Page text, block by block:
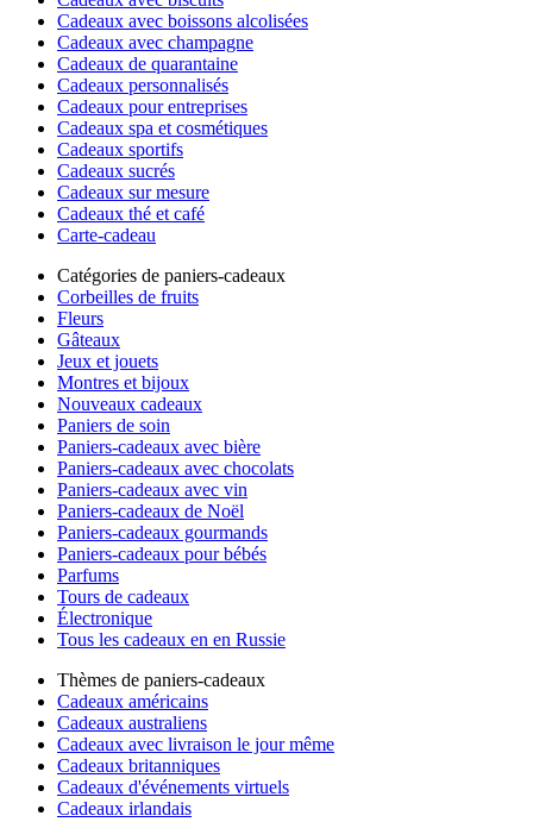
Cadeaux avec boissons alcolisées
Cadeaux avec champagne
Cadeaux de quarantaine
Cadeaux personnalisés
Cadeaux pour entreprises
Cadeaux spa et cosmétiques
Cadeaux sportifs
Cadeaux sucrés
Cadeaux sur mesure
Cadeaux thé et café
Carte-cadeau
Catégories de paniers-cadeaux
Corbeilles de fruits
Fleurs
Gâteaux
Jeux et jouets
Montres et bijoux
Nouveaux cadeaux
Paniers de soin
Paniers-cadeaux avec bière
Paniers-cadeaux avec chocolats
Paniers-cadeaux avec vin
Paniers-cadeaux de Noël
Paniers-cadeaux gourmands
Paniers-cadeaux pour bébés
Parfums
Tours de cadeaux
Électronique
Tous les cadeaux en en Russie
Thèmes de paniers-cadeaux
Cadeaux américains
Cadeaux australiens
Cadeaux avec livraison le jour même
Cadeaux britanniques
Cadeaux d'événements virtuels
Cadeaux irlandais